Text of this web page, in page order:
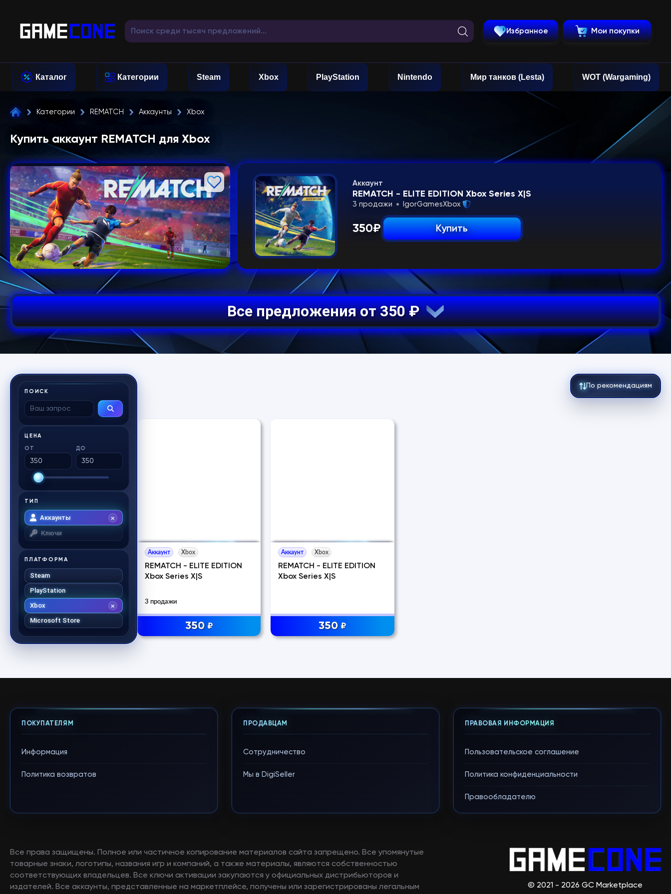
Избранное Мои покупки
Каталог Категории Steam Xbox PlayStation Nintendo Мир танков (Lesta) WOT (Wargaming)
Категории REMATCH Аккаунты Xbox
Купить аккаунт REMATCH для Xbox
Аккаунт
REMATCH - ELITE EDITION Xbox Series X|S
3 продажи IgorGamesXbox
350₽ Купить
Все предложения от 350 ₽
ПОИСК
ЦЕНА
ОТ ДО
ТИП
Аккаунты
Ключи
ПЛАТФОРМА
Steam
PlayStation
Xbox
Microsoft Store
По рекомендациям
Аккаунт Xbox
REMATCH - ELITE EDITION
Xbox Series X|S
3 продажи
350 ₽
Аккаунт Xbox
REMATCH - ELITE EDITION
Xbox Series X|S
350 ₽
ПОКУПАТЕЛЯМ
Информация
Политика возвратов
ПРОДАВЦАМ
Сотрудничество
Мы в DigiSeller
ПРАВОВАЯ ИНФОРМАЦИЯ
Пользовательское соглашение
Политика конфиденциальности
Правообладателю
Все права защищены. Полное или частичное копирование материалов сайта запрещено. Все упомянутые
товарные знаки, логотипы, названия игр и компаний, а также материалы, являются собственностью
соответствующих владельцев. Все ключи активации закупаются у официальных дистрибьюторов и
издателей. Все аккаунты, представленные на маркетплейсе, получены или зарегистрированы легальным
© 2021 - 2026 GC Marketplace